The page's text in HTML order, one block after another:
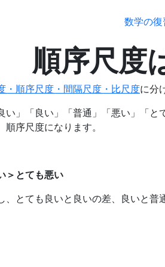
数学の復
順序尺度
・順序尺度・間隔尺度・比尺度に分
い」「良い」「普通」「悪い」「
序尺度になります。
＞とても悪い
とても良いと良いの差、良いと普